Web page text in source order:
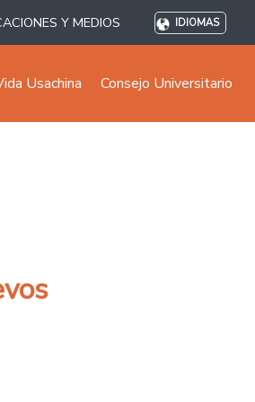
Y MEDIOS IDIOMAS
Usachina Consejo Universitario